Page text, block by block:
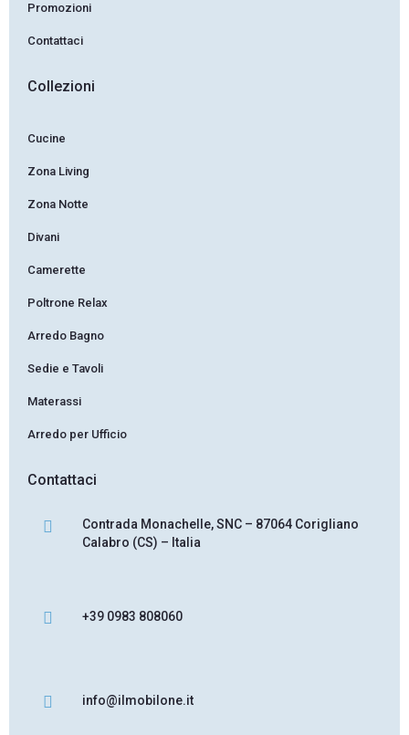
Promozioni
Contattaci
Collezioni
Cucine
Zona Living
Zona Notte
Divani
Camerette
Poltrone Relax
Arredo Bagno
Sedie e Tavoli
Materassi
Arredo per Ufficio
Contattaci
Contrada Monachelle, SNC – 87064 Corigliano
Calabro (CS) – Italia
+39 0983 808060
info@ilmobilone.it